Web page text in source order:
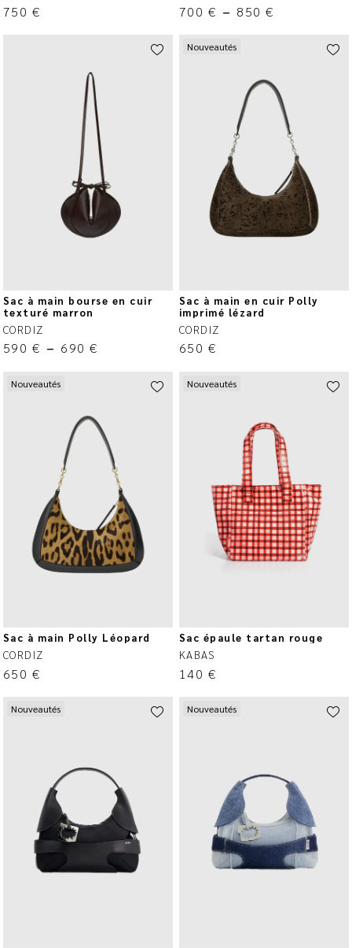
750 € 700 € – 850€
Sac à main bourse en cuir
texturé marron
CORDIZ
590 € – 690€
Nouveautés
Sac à main en cuir Polly
imprimé lézard
CORDIZ
650 €
Nouveautés
Sac à main Polly Léopard
CORDIZ
650 €
Nouveautés
Sac épaule tartan rouge
KABAS
140 €
Nouveautés Nouveautés